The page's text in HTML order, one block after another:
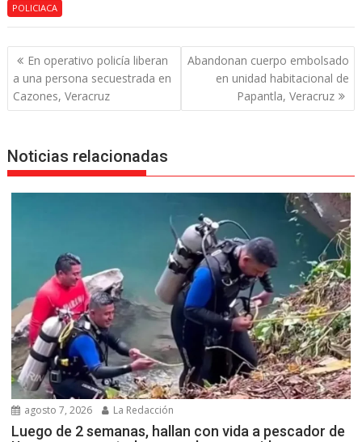
POLICIACA
Navegación
de
entradas
En operativo policía liberan
a una persona secuestrada en
Cazones, Veracruz
Abandonan cuerpo embolsado
en unidad habitacional de
Papantla, Veracruz
Noticias relacionadas
agosto 7, 2026 La Redacción
Luego de 2 semanas, hallan con vida a pescador de